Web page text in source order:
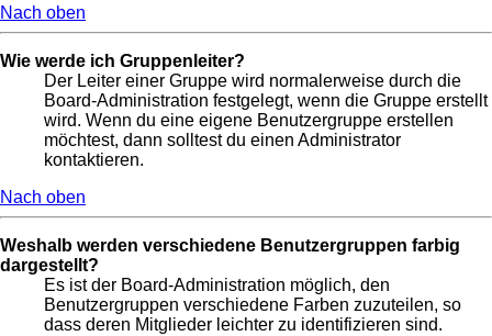
Nach oben
Wie werde ich Gruppenleiter?
Der Leiter einer Gruppe wird normalerweise durch die
Board-Administration festgelegt, wenn die Gruppe erstellt
wird. Wenn du eine eigene Benutzergruppe erstellen
möchtest, dann solltest du einen Administrator
kontaktieren.
Nach oben
Weshalb werden verschiedene Benutzergruppen farbig
dargestellt?
Es ist der Board-Administration möglich, den
Benutzergruppen verschiedene Farben zuzuteilen, so
dass deren Mitglieder leichter zu identifizieren sind.